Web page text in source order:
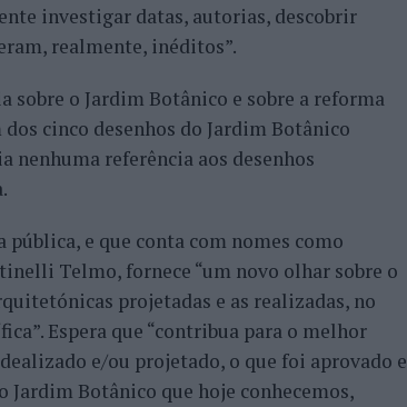
investigar datas, autorias, descobrir
realmente, inéditos”.
sobre o Jardim Botânico e sobre a reforma
cinco desenhos do Jardim Botânico
nenhuma referência aos desenhos
pública, e que conta com nomes como
Telmo, fornece “um novo olhar sobre o
projetadas e as realizadas, no
Espera que “contribua para o melhor
e/ou projetado, o que foi aprovado e
Botânico que hoje conhecemos,